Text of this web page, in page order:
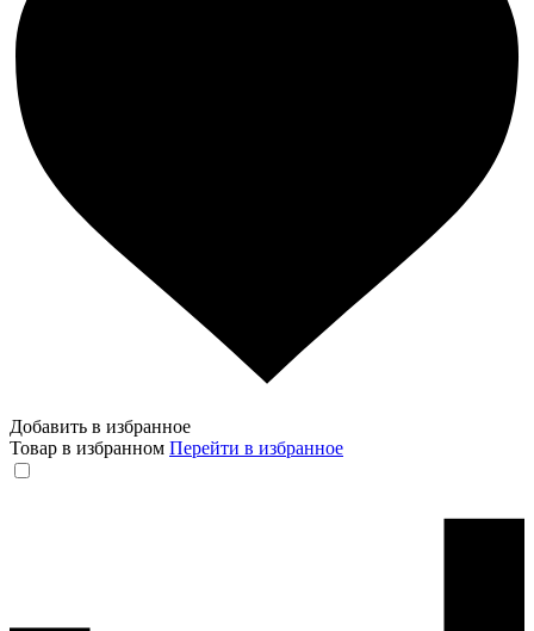
Добавить в избранное
Товар в избранном Перейти в избранное